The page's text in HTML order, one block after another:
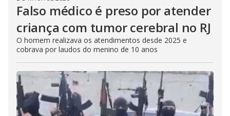
Falso médico é preso por atender
criança com tumor cerebral no RJ
O homem realizava os atendimentos desde 2025 e
cobrava por laudos do menino de 10 anos